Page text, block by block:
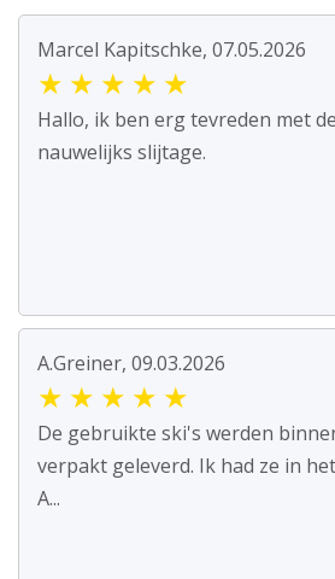
Marcel Kapitschke, 07.05.2026
★ ★ ★ ★ ★
Hallo, ik ben erg tevreden met
nauwelijks slijtage.
A.Greiner, 09.03.2026
★ ★ ★ ★ ★
De gebruikte ski's werden
verpakt geleverd. Ik had ze in
A...